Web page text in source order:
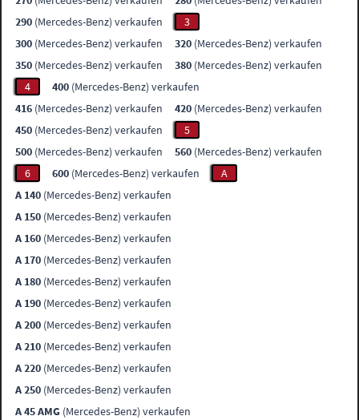
290 (Mercedes-Benz) verkaufen
3
300 (Mercedes-Benz) verkaufen 320 (Mercedes-Benz) verkaufen
350 (Mercedes-Benz) verkaufen 380 (Mercedes-Benz) verkaufen
4
400 (Mercedes-Benz) verkaufen
416 (Mercedes-Benz) verkaufen 420 (Mercedes-Benz) verkaufen
450 (Mercedes-Benz) verkaufen
5
500 (Mercedes-Benz) verkaufen 560 (Mercedes-Benz) verkaufen
6
600 (Mercedes-Benz) verkaufen
A
A 140 (Mercedes-Benz) verkaufen
A 150 (Mercedes-Benz) verkaufen
A 160 (Mercedes-Benz) verkaufen
A 170 (Mercedes-Benz) verkaufen
A 180 (Mercedes-Benz) verkaufen
A 190 (Mercedes-Benz) verkaufen
A 200 (Mercedes-Benz) verkaufen
A 210 (Mercedes-Benz) verkaufen
A 220 (Mercedes-Benz) verkaufen
A 250 (Mercedes-Benz) verkaufen
A 45 AMG (Mercedes-Benz) verkaufen